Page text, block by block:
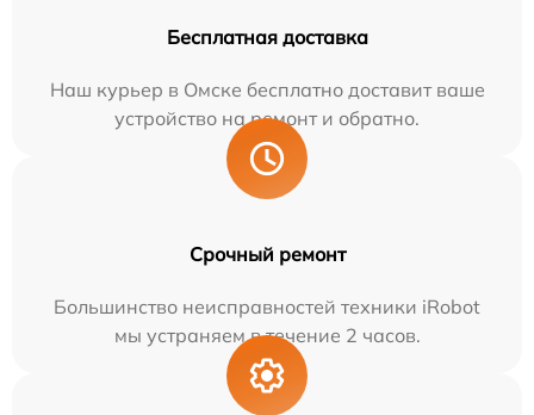
Бесплатная доставка
Наш курьер в Омске бесплатно доставит ваше
устройство на ремонт и обратно.
Срочный ремонт
Большинство неисправностей техники iRobot
мы устраняем в течение 2 часов.